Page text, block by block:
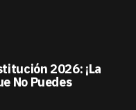
2026: ¡La
No Puedes